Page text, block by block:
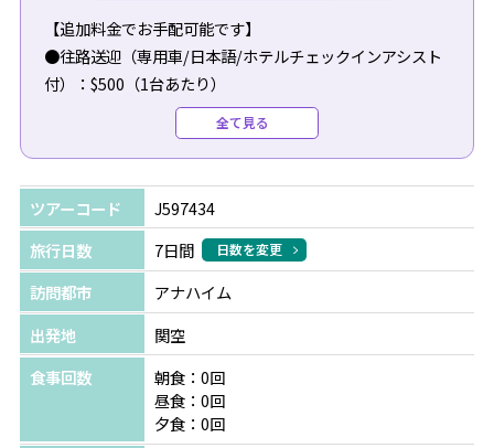
【追加料金でお手配可能です】
●往路送迎（専用車/日本語/ホテルチェックインアシスト
付）：$500（1台あたり）
●復路送迎（専用車/日本語/空港チェックインアシスト
付）：$490（1台あたり）
＼今だけの特典！／
ディズニーランド・リゾート テーマ・パークチケットをご
購入の方へ
パーク内やキャラクターダイニングでご利用いただけるギ
フトカードをプレゼント！
※テーマ・パークチケット料金は日程により異なります。
詳細はお問合せください。
全て見る
ツアーコード
J597434
旅行日数
7日間 日数を変更
訪問都市
アナハイム
出発地
関空
食事回数
朝食：0回
昼食：0回
夕食：0回